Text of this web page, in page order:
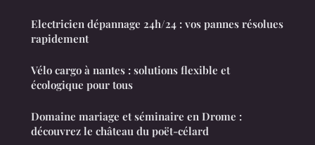
Electricien dépannage 24h/24 : vos pannes résolues
rapidement
Vélo cargo à nantes : solutions flexible et
écologique pour tous
Domaine mariage et séminaire en Drome :
découvrez le château du poët-célard